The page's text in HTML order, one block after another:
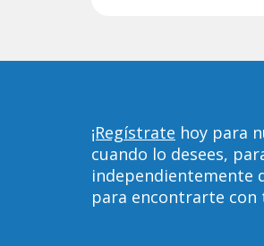
¡Regístrate hoy para
cuando lo desees,
independientemente
para encontrarte con